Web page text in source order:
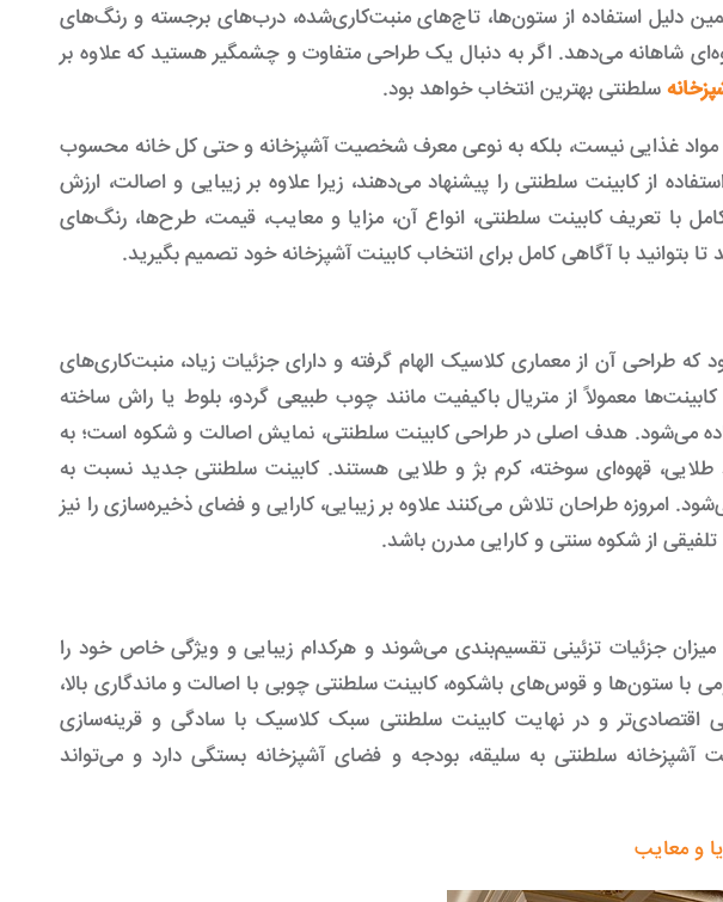
دلیل استفاده از ستون‌ها، تاج‌های منبت‌کاری‌شده، درب‌های برجسته و رنگ‌های
شاهانه می‌دهد. اگر به دنبال یک طراحی متفاوت و چشمگیر هستید که علاوه بر
سلطنتی بهترین انتخاب خواهد بود.
مواد غذایی نیست، بلکه به نوعی معرف شخصیت آشپزخانه و حتی کل خانه محسوب
از کابینت سلطنتی را پیشنهاد می‌دهند، زیرا علاوه بر زیبایی و اصالت، ارزش
با تعریف کابینت سلطنتی، انواع آن، مزایا و معایب، قیمت، طرح‌ها، رنگ‌های
بتوانید با آگاهی کامل برای انتخاب کابینت آشپزخانه خود تصمیم بگیرید.
که طراحی آن از معماری کلاسیک الهام گرفته و دارای جزئیات زیاد، منبت‌کاری‌های
معمولاً از متریال باکیفیت مانند چوب طبیعی گردو، بلوط یا راش ساخته
می‌شود. هدف اصلی در طراحی کابینت سلطنتی، نمایش اصالت و شکوه است؛ به
قهوه‌ای سوخته، کرم بژ و طلایی هستند. کابینت سلطنتی جدید نسبت به
امروزه طراحان تلاش می‌کنند علاوه بر زیبایی، کارایی و فضای ذخیره‌سازی را نیز
از شکوه سنتی و کارایی مدرن باشد.
جزئیات تزئینی تقسیم‌بندی می‌شوند و هرکدام زیبایی و ویژگی خاص خود را
با ستون‌ها و قوس‌های باشکوه، کابینت سلطنتی چوبی با اصالت و ماندگاری بالا،
و در نهایت کابینت سلطنتی سبک کلاسیک با سادگی و قرینه‌سازی
آشپزخانه سلطنتی به سلیقه، بودجه و فضای آشپزخانه بستگی دارد و می‌تواند
و معایب